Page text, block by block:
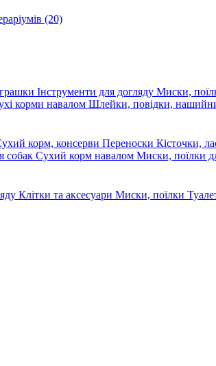
(20)
Інструменти для догляду Миски,
корми навалом Шлейки, повідки,
корм, консерви Переноски Кісточки,
собак Сухий корм навалом Миски, поїлки
Клітки та аксесуари Миски, поїлки